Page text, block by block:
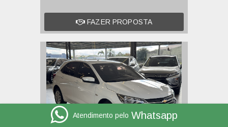
Atendimento pelo Whatsapp
FAZER PROPOSTA